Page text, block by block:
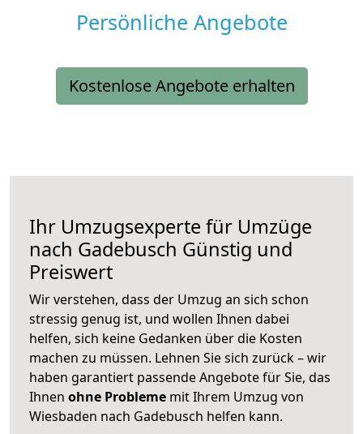
Persönliche Angebote
Kostenlose Angebote erhalten
Ihr Umzugsexperte für Umzüge
nach Gadebusch Günstig und
Preiswert
Wir verstehen, dass der Umzug an sich schon
stressig genug ist, und wollen Ihnen dabei
helfen, sich keine Gedanken über die Kosten
machen zu müssen. Lehnen Sie sich zurück – wir
haben garantiert passende Angebote für Sie, das
Ihnen ohne Probleme mit Ihrem Umzug von
Wiesbaden nach Gadebusch helfen kann.